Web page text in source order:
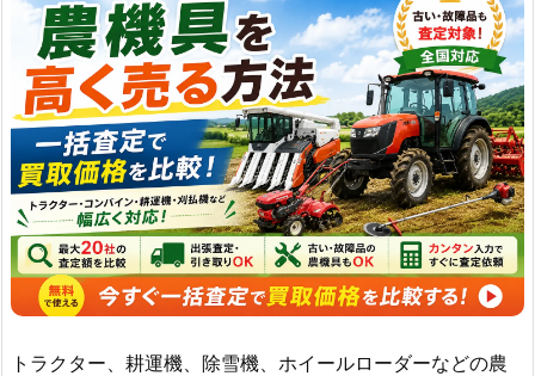
トラクター、耕運機、除雪機、ホイールローダーなどの農